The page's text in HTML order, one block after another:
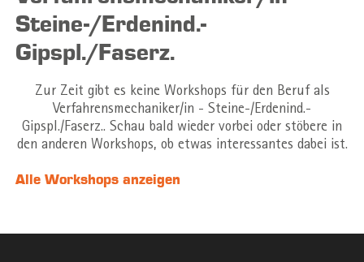
Steine-/Erdenind.-
Gipspl./Faserz.
Zur Zeit gibt es keine Workshops für den Beruf als
Verfahrensmechaniker/in - Steine-/Erdenind.-
Gipspl./Faserz.. Schau bald wieder vorbei oder stöbere in
den anderen Workshops, ob etwas interessantes dabei ist.
Alle Workshops anzeigen